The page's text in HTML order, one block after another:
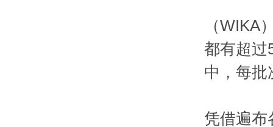
（WIKA
都有超过
中，每批
凭借遍布